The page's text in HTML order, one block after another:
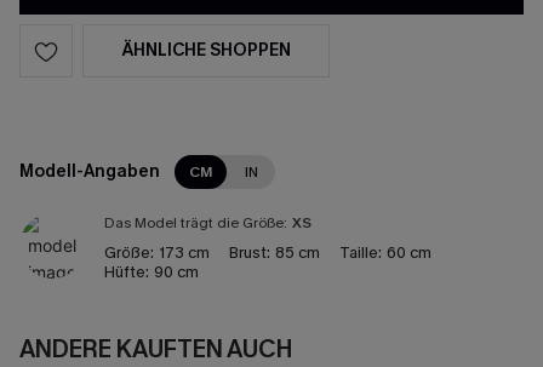
ÄHNLICHE SHOPPEN
Modell-Angaben CM IN
Das Model trägt die Größe: XS
Größe: 173 cm Brust: 85 cm Taille: 60 cm
Hüfte: 90 cm
ANDERE KAUFTEN AUCH